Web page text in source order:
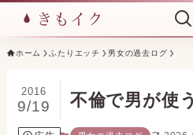
ホーム ふたりエッチ 男女の過去ログ
不倫で男が使
2016
9/19